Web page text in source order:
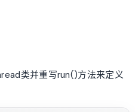
类并重写run()方法来定义